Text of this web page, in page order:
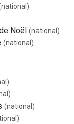
Noël (national)
(national)
(national)